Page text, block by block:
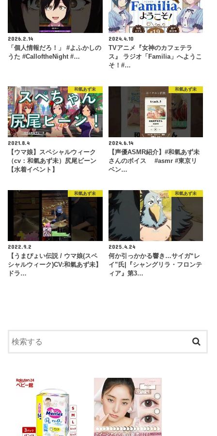
2026.2.14
「個人情報だろ！」 #よふかしの
うた #CalloftheNight #…
2024.4.10
TVアニメ『女神のカフェテラ
ス』 ラジオ「Familia」へようこ
そ！#…
和氣あず未
2021.8.4
【ウマ娘】スペシャルウィーク
（cv：和氣あず未）尻尾ビーン
【水着イベント】
和氣あず未
2024.6.14
【声優ASMR紹介】#和氣あず未
さんのボイス #asmr #東京リ
ベン…
和氣あず未
2022.9.2
【うまぴょい伝説 / ウマ娘(スペ
シャルウィーク)CV:和氣あず未】
ドラ…
和氣あず未
2025.4.24
何か引っかかる響き…サイガ“レ
イ”氏|『シャングリラ・フロンテ
ィア』第3…